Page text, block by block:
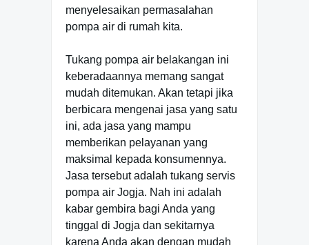
menyelesaikan permasalahan
pompa air di rumah kita.
Tukang pompa air belakangan ini
keberadaannya memang sangat
mudah ditemukan. Akan tetapi jika
berbicara mengenai jasa yang satu
ini, ada jasa yang mampu
memberikan pelayanan yang
maksimal kepada konsumennya.
Jasa tersebut adalah tukang servis
pompa air Jogja. Nah ini adalah
kabar gembira bagi Anda yang
tinggal di Jogja dan sekitarnya
karena Anda akan dengan mudah